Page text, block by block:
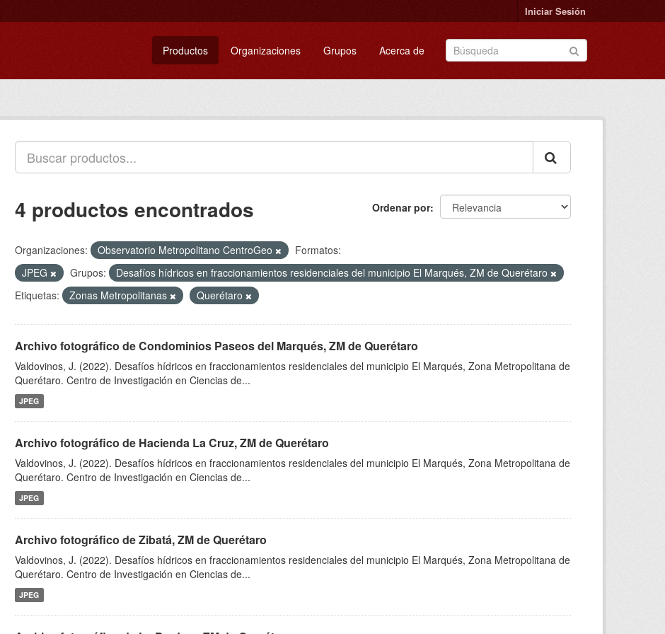
Iniciar Sesión
Productos Organizaciones Grupos Acerca de
Ordenar por
4 productos encontrados
Organizaciones: Observatorio Metropolitano CentroGeo
Formatos:
JPEG
Grupos:
Desafíos hídricos en fraccionamientos residenciales del municipio El Marqués, ZM de Querétaro
Etiquetas:
Zonas Metropolitanas Querétaro
Archivo fotográfico de Condominios Paseos del Marqués, ZM de Querétaro
Valdovinos, J. (2022). Desafíos hídricos en fraccionamientos residenciales del municipio El Marqués, Zona Metropolitana de
Querétaro. Centro de Investigación en Ciencias de...
JPEG
Archivo fotográfico de Hacienda La Cruz, ZM de Querétaro
Valdovinos, J. (2022). Desafíos hídricos en fraccionamientos residenciales del municipio El Marqués, Zona Metropolitana de
Querétaro. Centro de Investigación en Ciencias de...
JPEG
Archivo fotográfico de Zibatá, ZM de Querétaro
Valdovinos, J. (2022). Desafíos hídricos en fraccionamientos residenciales del municipio El Marqués, Zona Metropolitana de
Querétaro. Centro de Investigación en Ciencias de...
JPEG